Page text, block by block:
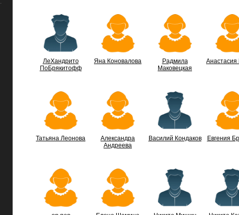
ЛеХандрито
ПоБрякитофф
Яна Коновалова
Радмила
Маковецкая
Татьяна Леонова
Александра
Андреева
Василий Кондаков Евгения